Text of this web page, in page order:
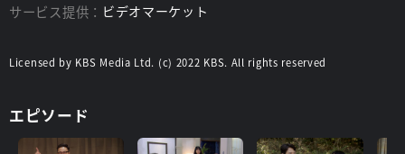
サービス提供： ビデオマーケット
Licensed by KBS Media Ltd. (c) 2022 KBS. All rights reserved
エピソード